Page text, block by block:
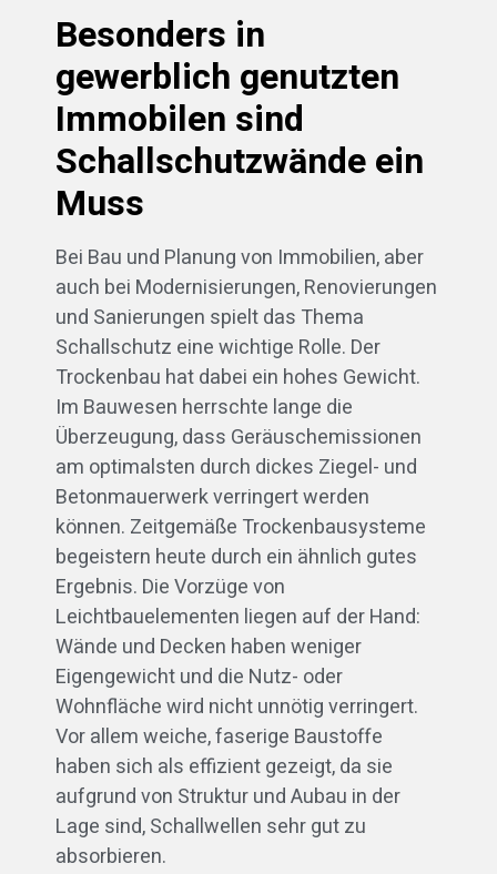
Besonders in
gewerblich genutzten
Immobilen sind
Schallschutzwände ein
Muss
Bei Bau und Planung von Immobilien, aber
auch bei Modernisierungen, Renovierungen
und Sanierungen spielt das Thema
Schallschutz eine wichtige Rolle. Der
Trockenbau hat dabei ein hohes Gewicht.
Im Bauwesen herrschte lange die
Überzeugung, dass Geräuschemissionen
am optimalsten durch dickes Ziegel- und
Betonmauerwerk verringert werden
können. Zeitgemäße Trockenbausysteme
begeistern heute durch ein ähnlich gutes
Ergebnis. Die Vorzüge von
Leichtbauelementen liegen auf der Hand:
Wände und Decken haben weniger
Eigengewicht und die Nutz- oder
Wohnfläche wird nicht unnötig verringert.
Vor allem weiche, faserige Baustoffe
haben sich als effizient gezeigt, da sie
aufgrund von Struktur und Aubau in der
Lage sind, Schallwellen sehr gut zu
absorbieren.